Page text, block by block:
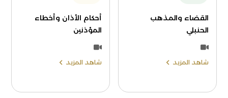
القضاء والمذهب
الحنبلي
شاهد المزيد
أحكام الأذان وأخطاء
المؤذنين
شاهد المزيد